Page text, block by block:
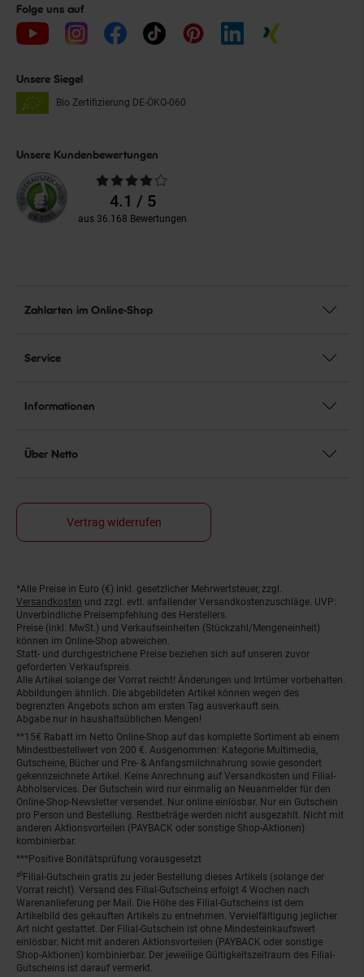
Folge uns auf
Unsere Siegel
Bio Zertifizierung DE-ÖKO-060
Unsere Kundenbewertungen
Durchschnittliche
Bewertungen4.1 / 5
aus 36.168 Bewertungen
Zahlarten im Online-Shop
Service
Informationen
Über Netto
Vertrag widerrufen
Fußnoten
*Alle Preise in Euro (€) inkl. gesetzlicher Mehrwertsteuer, zzgl.
Versandkosten und zzgl. evtl. anfallender Versandkostenzuschläge. UVP:
Unverbindliche Preisempfehlung des Herstellers.
Preise (inkl. MwSt.) und Verkaufseinheiten (Stückzahl/Mengeneinheit)
können im Online-Shop abweichen.
Statt- und durchgestrichene Preise beziehen sich auf unseren zuvor
geforderten Verkaufspreis.
Alle Artikel solange der Vorrat reicht! Änderungen und Irrtümer vorbehalten.
Abbildungen ähnlich. Die abgebildeten Artikel können wegen des
begrenzten Angebots schon am ersten Tag ausverkauft sein.
Abgabe nur in haushaltsüblichen Mengen!
**15€ Rabatt im Netto Online-Shop auf das komplette Sortiment ab einem
Mindestbestellwert von 200 €. Ausgenommen: Kategorie Multimedia,
Gutscheine, Bücher und Pre- & Anfangsmilchnahrung sowie gesondert
gekennzeichnete Artikel. Keine Anrechnung auf Versandkosten und Filial-
Abholservices. Der Gutschein wird nur einmalig an Neuanmelder für den
Online-Shop-Newsletter versendet. Nur online einlösbar. Nur ein Gutschein
pro Person und Bestellung. Restbeträge werden nicht ausgezahlt. Nicht mit
anderen Aktionsvorteilen (PAYBACK oder sonstige Shop-Aktionen)
kombinierbar.
***Positive Bonitätsprüfung vorausgesetzt
²⁰Filial-Gutschein gratis zu jeder Bestellung dieses Artikels (solange der
Vorrat reicht). Versand des Filial-Gutscheins erfolgt 4 Wochen nach
Warenanlieferung per Mail. Die Höhe des Filial-Gutscheins ist dem
Artikelbild des gekauften Artikels zu entnehmen. Vervielfältigung jeglicher
Art nicht gestattet. Der Filial-Gutschein ist ohne Mindesteinkaufswert
einlösbar. Nicht mit anderen Aktionsvorteilen (PAYBACK oder sonstige
Shop-Aktionen) kombinierbar. Der jeweilige Gültigkeitszeitraum des Filial-
Gutscheins ist darauf vermerkt.